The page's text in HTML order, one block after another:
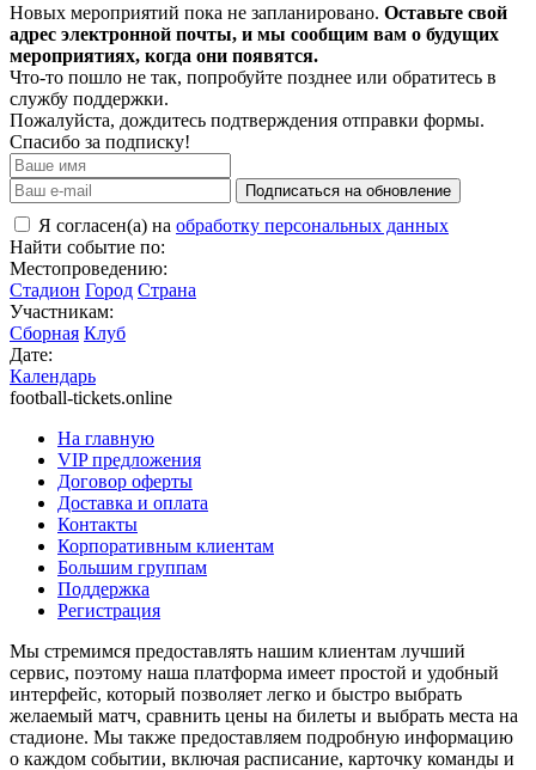
Новых мероприятий пока не запланировано. Оставьте свой
адрес электронной почты, и мы сообщим вам о будущих
мероприятиях, когда они появятся.
Что-то пошло не так, попробуйте позднее или обратитесь в
службу поддержки.
Пожалуйста, дождитесь подтверждения отправки формы.
Спасибо за подписку!
Подписаться на обновление
Я согласен(а) на обработку персональных данных
Найти событие по:
Местопроведению:
Стадион Город Страна
Участникам:
Сборная Клуб
Дате:
Календарь
football-tickets.online
На главную
VIP предложения
Договор оферты
Доставка и оплата
Контакты
Корпоративным клиентам
Большим группам
Поддержка
Регистрация
Мы стремимся предоставлять нашим клиентам лучший
сервис, поэтому наша платформа имеет простой и удобный
интерфейс, который позволяет легко и быстро выбрать
желаемый матч, сравнить цены на билеты и выбрать места на
стадионе. Мы также предоставляем подробную информацию
о каждом событии, включая расписание, карточку команды и